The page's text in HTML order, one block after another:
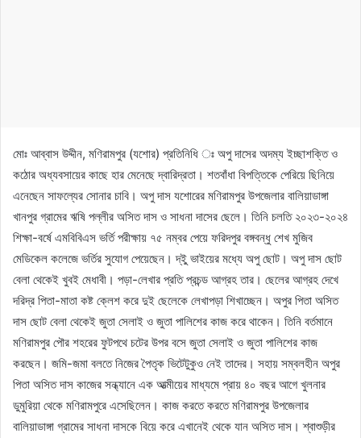
মোঃ আব্বাস উদ্দীন, মণিরামপুর (যশোর) প্রতিনিধি ঃ অপু দাসের অদম্য ইচ্ছাশক্তি ও
কঠোর অধ্যবসায়ের কাছে হার মেনেছে দ্বারিদ্রতা। শতবাঁধা বিপত্তিকে পেরিয়ে ছিনিয়ে
এনেছেন সাফল্যের সোনার চাবি। অপু দাস যশোরের মণিরামপুর উপজেলার বালিয়াডাঙ্গা
খানপুর গ্রামের ঋষি পল্লীর অসিত দাস ও সাধনা দাসের ছেলে। তিনি চলতি ২০২৩-২০২৪
শিক্ষা-বর্ষে এমবিবিএস ভর্তি পরীক্ষায় ৭৫ নম্বর পেয়ে ফরিদপুর বঙ্গবন্ধু শেখ মুজিব
মেডিকেল কলেজে ভর্তির সুযোগ পেয়েছেন। দ্ইু ভাইয়ের মধ্যে অপু ছোট। অপু দাস ছোট
বেলা থেকেই খুবই মেধাবী। পড়া-লেখার প্রতি প্রচন্ড আগ্রহ তার। ছেলের আগ্রহ দেখে
দরিদ্র পিতা-মাতা কষ্ট ক্লেশ করে দুই ছেলেকে লেখাপড়া শিখাচ্ছেন। অপুর পিতা অসিত
দাস ছোট বেলা থেকেই জুতা সেলাই ও জুতা পালিশের কাজ করে থাকেন। তিনি বর্তমানে
মণিরামপুর পৌর শহরের ফুটপথে চটের উপর বসে জুতা সেলাই ও জুতা পালিশের কাজ
করছেন। জমি-জমা বলতে নিজের পৈতৃক ভিটেটুকুও নেই তাদের। সহায় সম্বলহীন অপুর
পিতা অসিত দাস কাজের সন্ধ্যানে এক আত্মীয়ের মাধ্যমে প্রায় ৪০ বছর আগে খুলনার
ডুমুরিয়া থেকে মণিরামপুরে এসেছিলেন। কাজ করতে করতে মণিরামপুর উপজেলার
বালিয়াডাঙ্গা গ্রামের সাধনা দাসকে বিয়ে করে এখানেই থেকে যান অসিত দাস। শ্বাশুড়ীর